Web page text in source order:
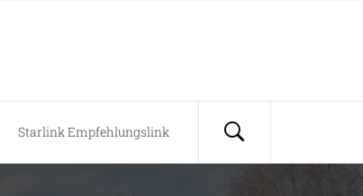
Starlink Empfehlungslink